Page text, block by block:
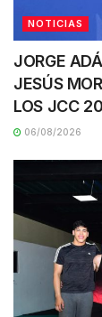
NOTICIAS
JORGE
JESÚS
LOS JCC
06/08/2026